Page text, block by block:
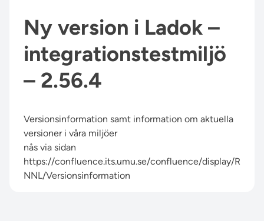
Ny version i Ladok –
integrationstestmiljö
– 2.56.4
Versionsinformation samt information om aktuella
versioner i våra miljöer
nås via sidan
https://confluence.its.umu.se/confluence/display/R
NNL/Versionsinformation